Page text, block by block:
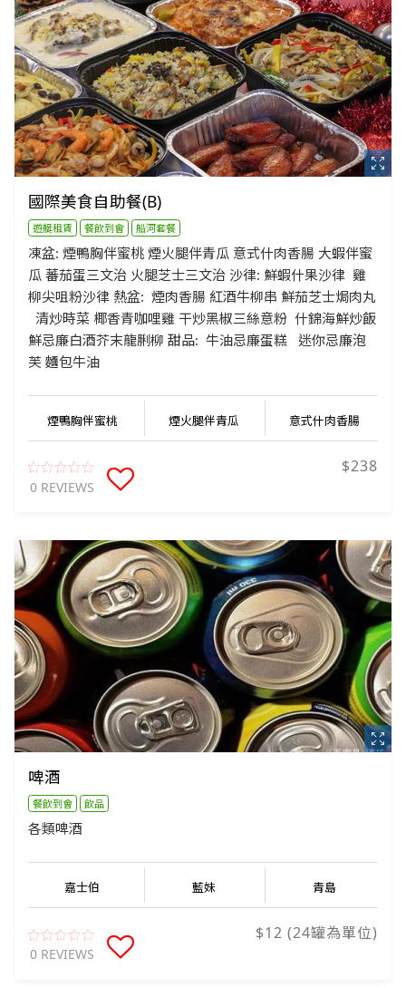
國際美食自助餐(B)
遊艇租賃 餐飲到會 船河套餐
凍盆: 煙鴨胸伴蜜桃 煙火腿伴青瓜 意式什肉香腸 大蝦伴蜜
瓜 蕃茄蛋三文治 火腿芝士三文治 沙律: 鮮蝦什果沙律 雞
柳尖咀粉沙律 熱盆: 煙肉香腸 紅酒牛柳串 鮮茄芝士焗肉丸
清炒時菜 椰香青咖哩雞 干炒黑椒三絲意粉 什錦海鮮炒飯
鮮忌廉白酒芥末龍脷柳 甜品: 牛油忌廉蛋糕 迷你忌廉泡
芙 麵包牛油
煙鴨胸伴蜜桃 煙火腿伴青瓜 意式什肉香腸
0 REVIEWS
$238
啤酒
餐飲到會 飲品
各類啤酒
嘉士伯 藍妹 青島
0 REVIEWS
$12 (24罐為單位)